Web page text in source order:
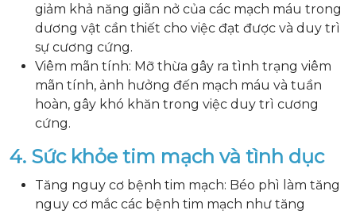
giảm khả năng giãn nở của các mạch máu trong
dương vật cần thiết cho việc đạt được và duy trì
sự cương cứng.
Viêm mãn tính: Mỡ thừa gây ra tình trạng viêm
mãn tính, ảnh hưởng đến mạch máu và tuần
hoàn, gây khó khăn trong việc duy trì cương
cứng.
4. Sức khỏe tim mạch và tình dục
Tăng nguy cơ bệnh tim mạch: Béo phì làm tăng
nguy cơ mắc các bệnh tim mạch như tăng